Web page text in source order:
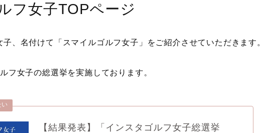
フ女子TOPページ
、名付けて「スマイルゴルフ女子」をご紹介させていただきます。
フ女子の総選挙を実施しております。
【結果発表】「インスタゴルフ女子総選挙